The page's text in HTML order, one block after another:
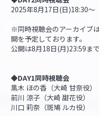
2025年8月17日(日)18:30～
※同時視聴会のアーカイブ
開を予定しております。
公開は8月18日(月)23:59ま
◆DAY1同時視聴会
黒木 ほの香（大崎 甘奈役）
前川 涼子（大崎 甜花役）
川口 莉奈（斑鳩 ルカ役）